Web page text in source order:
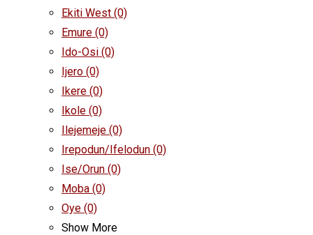
Ekiti West (0)
Emure (0)
Ido-Osi (0)
Ijero (0)
Ikere (0)
Ikole (0)
Ilejemeje (0)
Irepodun/Ifelodun (0)
Ise/Orun (0)
Moba (0)
Oye (0)
Show More